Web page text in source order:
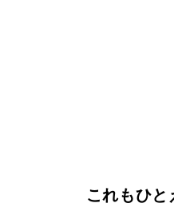
これもひ